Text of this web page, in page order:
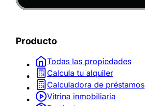
Producto
Todas las propiedades
Calcula tu alquiler
Calculadora de préstamos
Vitrina inmobiliaria